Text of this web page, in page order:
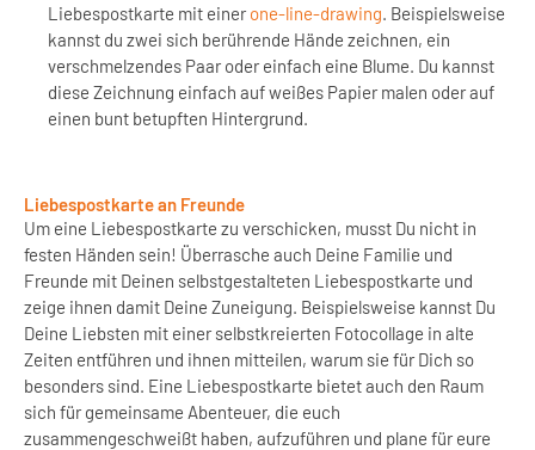
Liebespostkarte mit einer one-line-drawing. Beispielsweise
kannst du zwei sich berührende Hände zeichnen, ein
verschmelzendes Paar oder einfach eine Blume. Du kannst
diese Zeichnung einfach auf weißes Papier malen oder auf
einen bunt betupften Hintergrund.
Liebespostkarte an Freunde
Um eine Liebespostkarte zu verschicken, musst Du nicht in
festen Händen sein! Überrasche auch Deine Familie und
Freunde mit Deinen selbstgestalteten Liebespostkarte und
zeige ihnen damit Deine Zuneigung. Beispielsweise kannst Du
Deine Liebsten mit einer selbstkreierten Fotocollage in alte
Zeiten entführen und ihnen mitteilen, warum sie für Dich so
besonders sind. Eine Liebespostkarte bietet auch den Raum
sich für gemeinsame Abenteuer, die euch
zusammengeschweißt haben, aufzuführen und plane für eure